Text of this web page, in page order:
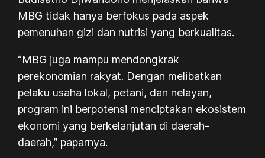
MBG tidak hanya berfokus pada aspek
pemenuhan gizi dan nutrisi yang berkualitas.
“MBG juga mampu mendongkrak
perekonomian rakyat. Dengan melibatkan
pelaku usaha lokal, petani, dan nelayan,
program ini berpotensi menciptakan ekosistem
ekonomi yang berkelanjutan di daerah-
daerah,” paparnya.